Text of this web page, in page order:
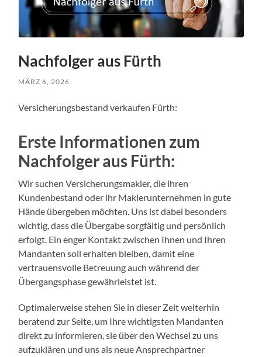
Nachfolger aus Fürth
MÄRZ 6, 2026
Versicherungsbestand verkaufen Fürth:
Erste Informationen zum
Nachfolger aus Fürth:
Wir suchen Versicherungsmakler, die ihren
Kundenbestand oder ihr Maklerunternehmen in gute
Hände übergeben möchten. Uns ist dabei besonders
wichtig, dass die Übergabe sorgfältig und persönlich
erfolgt. Ein enger Kontakt zwischen Ihnen und Ihren
Mandanten soll erhalten bleiben, damit eine
vertrauensvolle Betreuung auch während der
Übergangsphase gewährleistet ist.
Optimalerweise stehen Sie in dieser Zeit weiterhin
beratend zur Seite, um Ihre wichtigsten Mandanten
direkt zu informieren, sie über den Wechsel zu uns
aufzuklären und uns als neue Ansprechpartner